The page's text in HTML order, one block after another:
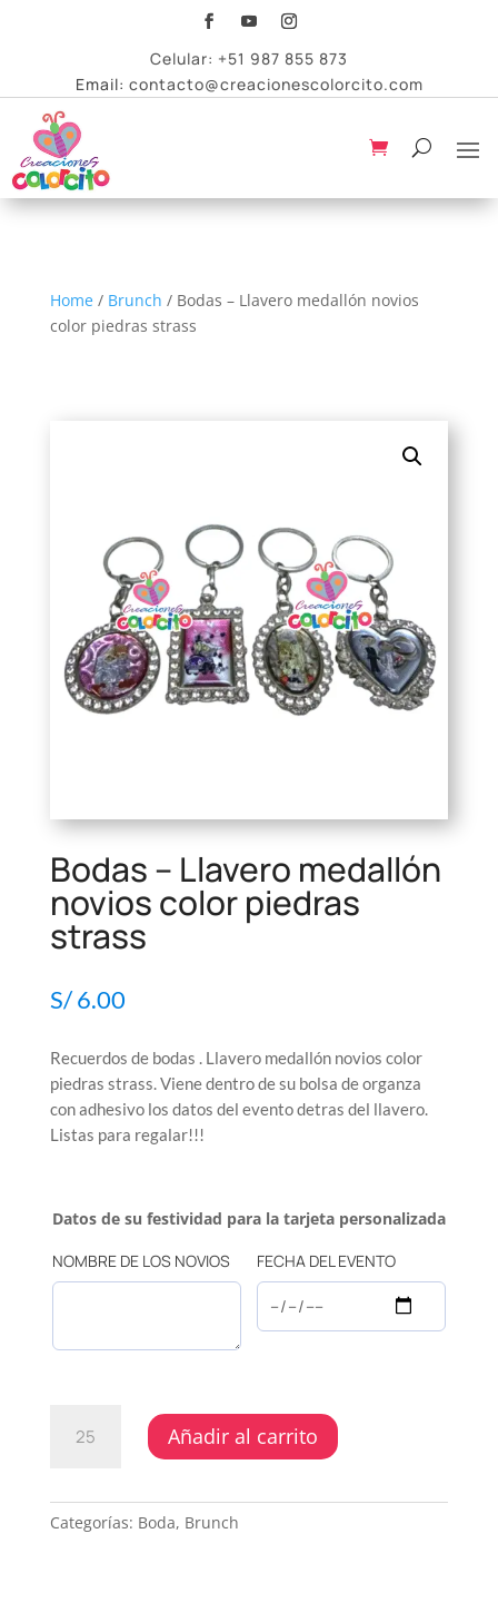
Celular: +51 987 855 873
Email: contacto@creacionescolorcito.com
Home/ Brunch / Bodas – Llavero medallón novios
color piedras strass
Bodas – Llavero medallón
novios color piedras
strass
S/6.00
Recuerdos de bodas . Llavero medallón novios color
piedras strass. Viene dentro de su bolsa de organza
con adhesivo los datos del evento detras del llavero.
Listas para regalar!!!
Datos de su festividad para la tarjeta personalizada
NOMBRE DE LOS NOVIOS
FECHA DEL EVENTO
NOVIOS
Añadir al carrito
Categorías: Boda, Brunch